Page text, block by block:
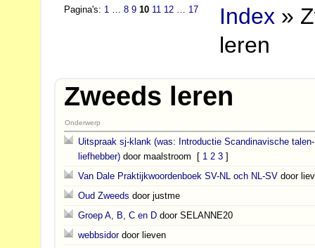
Pagina's: 1 …8 9 10 11 12 17 Index »
leren
Zweeds leren
Onderwerp
Uitspraak sj-klank (was: Introductie Scandinavische talen-
liefhebber) door maalstroom [ 1 2 3]
Van Dale Praktijkwoordenboek SV-NL och NL-SV door
Oud Zweeds door justme
Groep A, B, C en D door SELANNE20
webbsidor door lieven